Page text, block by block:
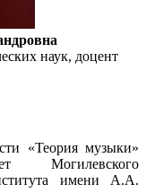
наук, доцент
«Теория музыки»
Могилевского
имени А.А.